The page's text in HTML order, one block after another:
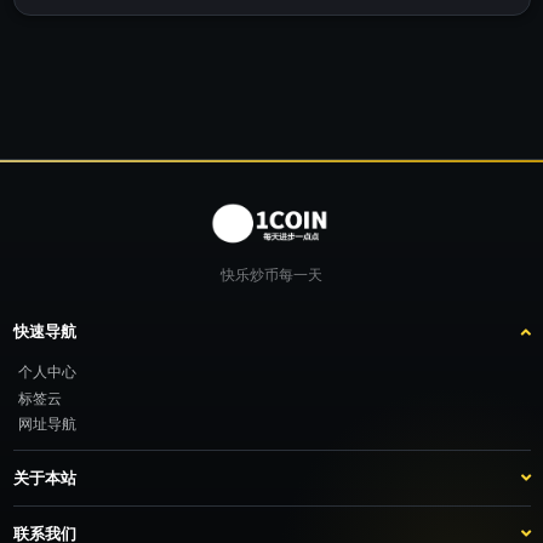
快乐炒币每一天
快速导航
个人中心
标签云
网址导航
关于本站
站点介绍
客服咨询
联系我们